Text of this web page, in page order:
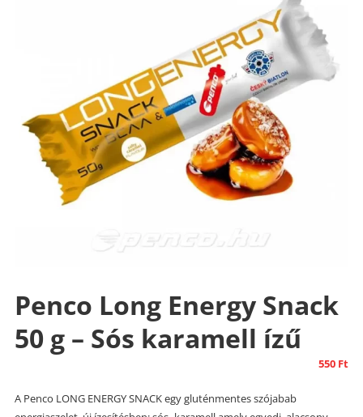
Penco Long Energy Snack
50 g – Sós karamell ízű
550 Ft
A Penco LONG ENERGY SNACK egy gluténmentes szójabab